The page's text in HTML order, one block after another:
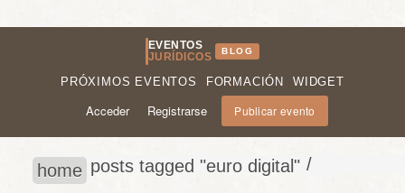
EVENTOS
JURÍDICOS
BLOG
PRÓXIMOS EVENTOS FORMACIÓN WIDGET
Acceder Registrarse Publicar evento
home /
posts tagged "euro digital"